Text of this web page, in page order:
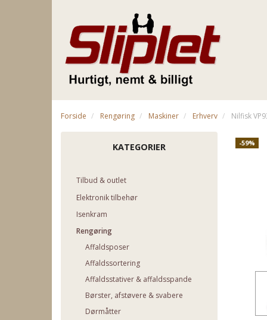
Forside Rengøring Maskiner Erhverv Nilfisk
KATEGORIER
Tilbud & outlet
Elektronik tilbehør
Isenkram
Rengøring
Affaldsposer
Affaldssortering
Affaldsstativer & affaldsspande
Børster, afstøvere & svabere
Dørmåtter
-59%